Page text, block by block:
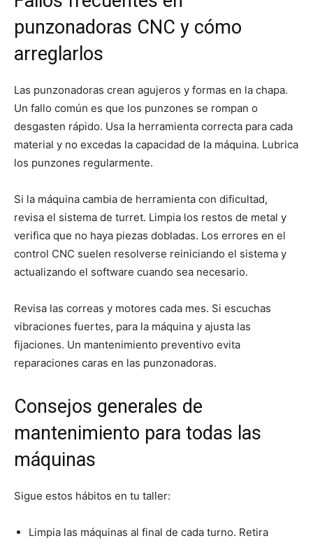
punzonadoras CNC y cómo
arreglarlos
Las punzonadoras crean agujeros y formas en la chapa.
Un fallo común es que los punzones se rompan o
desgasten rápido. Usa la herramienta correcta para cada
material y no excedas la capacidad de la máquina. Lubrica
los punzones regularmente.
Si la máquina cambia de herramienta con dificultad,
revisa el sistema de turret. Limpia los restos de metal y
verifica que no haya piezas dobladas. Los errores en el
control CNC suelen resolverse reiniciando el sistema y
actualizando el software cuando sea necesario.
Revisa las correas y motores cada mes. Si escuchas
vibraciones fuertes, para la máquina y ajusta las
fijaciones. Un mantenimiento preventivo evita
reparaciones caras en las punzonadoras.
Consejos generales de
mantenimiento para todas las
máquinas
Sigue estos hábitos en tu taller:
Limpia las máquinas al final de cada turno. Retira